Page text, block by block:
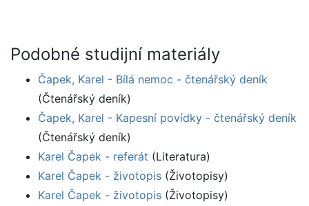
Podobné studijní materiály
Čapek, Karel - Bílá nemoc - čtenářský deník
(Čtenářský deník)
Čapek, Karel - Kapesní povídky - čtenářský deník
(Čtenářský deník)
Karel Čapek - referát (Literatura)
Karel Čapek - životopis (Životopisy)
Karel Čapek - životopis (Životopisy)